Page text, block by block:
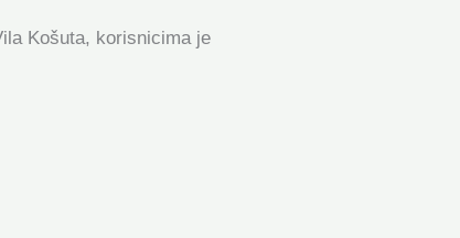
Košuta, korisnicima je